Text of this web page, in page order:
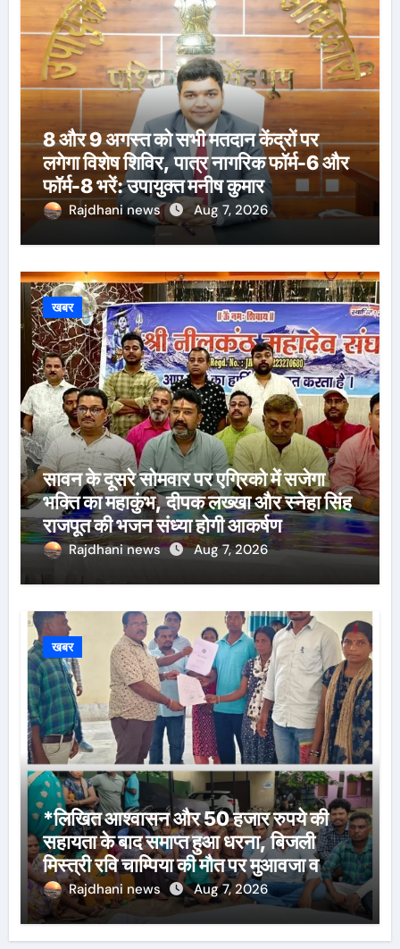
8 और 9 अगस्त को सभी मतदान केंद्रों पर
लगेगा विशेष शिविर, पात्र नागरिक फॉर्म-6 और
फॉर्म-8 भरें: उपायुक्त मनीष कुमार
Rajdhani news Aug 7, 2026
खबर
सावन के दूसरे सोमवार पर एग्रिको में सजेगा
भक्ति का महाकुंभ, दीपक लख्खा और स्नेहा सिंह
राजपूत की भजन संध्या होगी आकर्षण
Rajdhani news Aug 7, 2026
खबर
*लिखित आश्वासन और 50 हजार रुपये की
सहायता के बाद समाप्त हुआ धरना, बिजली
मिस्त्री रवि चाम्पिया की मौत पर मुआवजा व
नौकरी की मांग*
Rajdhani news Aug 7, 2026